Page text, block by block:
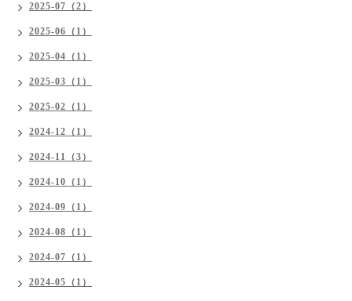
2025-07（2）
2025-06（1）
2025-04（1）
2025-03（1）
2025-02（1）
2024-12（1）
2024-11（3）
2024-10（1）
2024-09（1）
2024-08（1）
2024-07（1）
2024-05（1）